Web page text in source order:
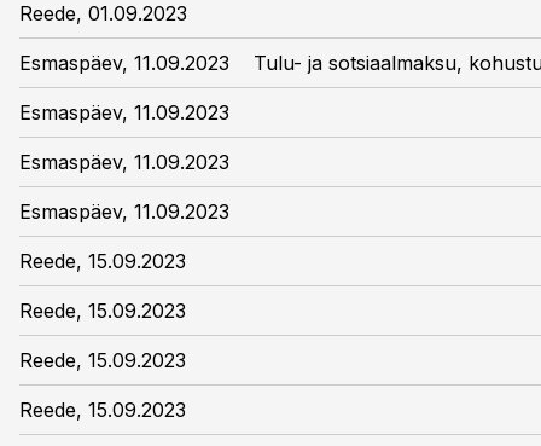
Reede, 01.09.2023
Esmaspäev, 11.09.2023 Tulu- ja sotsiaalmaksu,
Esmaspäev, 11.09.2023
Esmaspäev, 11.09.2023
Esmaspäev, 11.09.2023
Reede, 15.09.2023
Reede, 15.09.2023
Reede, 15.09.2023
Reede, 15.09.2023